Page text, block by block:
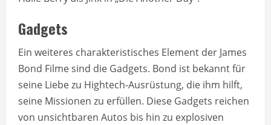
Gadgets
Ein weiteres charakteristisches Element der James
Bond Filme sind die Gadgets. Bond ist bekannt für
seine Liebe zu Hightech-Ausrüstung, die ihm hilft,
seine Missionen zu erfüllen. Diese Gadgets reichen
von unsichtbaren Autos bis hin zu explosiven